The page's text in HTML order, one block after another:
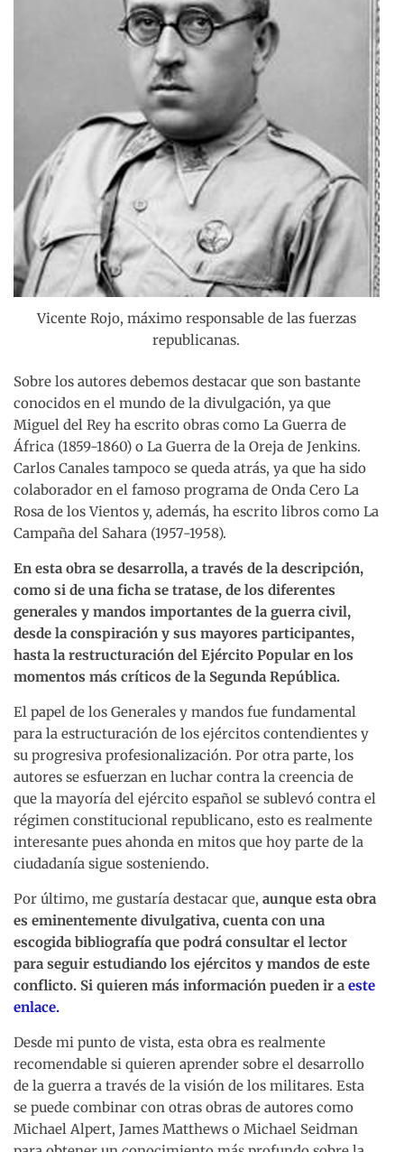
Vicente Rojo, máximo responsable de las fuerzas
republicanas.
Sobre los autores debemos destacar que son bastante
conocidos en el mundo de la divulgación, ya que
Miguel del Rey ha escrito obras como La Guerra de
África (1859-1860) o La Guerra de la Oreja de Jenkins.
Carlos Canales tampoco se queda atrás, ya que ha sido
colaborador en el famoso programa de Onda Cero La
Rosa de los Vientos y, además, ha escrito libros como La
Campaña del Sahara (1957-1958).
En esta obra se desarrolla, a través de la descripción,
como si de una ficha se tratase, de los diferentes
generales y mandos importantes de la guerra civil,
desde la conspiración y sus mayores participantes,
hasta la restructuración del Ejército Popular en los
momentos más críticos de la Segunda República.
El papel de los Generales y mandos fue fundamental
para la estructuración de los ejércitos contendientes y
su progresiva profesionalización. Por otra parte, los
autores se esfuerzan en luchar contra la creencia de
que la mayoría del ejército español se sublevó contra el
régimen constitucional republicano, esto es realmente
interesante pues ahonda en mitos que hoy parte de la
ciudadanía sigue sosteniendo.
Por último, me gustaría destacar que, aunque esta obra
es eminentemente divulgativa, cuenta con una
escogida bibliografía que podrá consultar el lector
para seguir estudiando los ejércitos y mandos de este
conflicto. Si quieren más información pueden ir a este
enlace.
Desde mi punto de vista, esta obra es realmente
recomendable si quieren aprender sobre el desarrollo
de la guerra a través de la visión de los militares. Esta
se puede combinar con otras obras de autores como
Michael Alpert, James Matthews o Michael Seidman